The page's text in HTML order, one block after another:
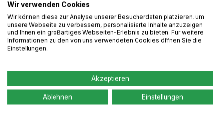
In den Warenkorb
Wir verwenden Cookies
Wir können diese zur Analyse unserer Besucherdaten platzieren, um
unsere Webseite zu verbessern, personalisierte Inhalte anzuzeigen
und Ihnen ein großartiges Webseiten-Erlebnis zu bieten. Für weitere
Informationen zu den von uns verwendeten Cookies öffnen Sie die
Einstellungen.
Akzeptieren
Ablehnen Einstellungen